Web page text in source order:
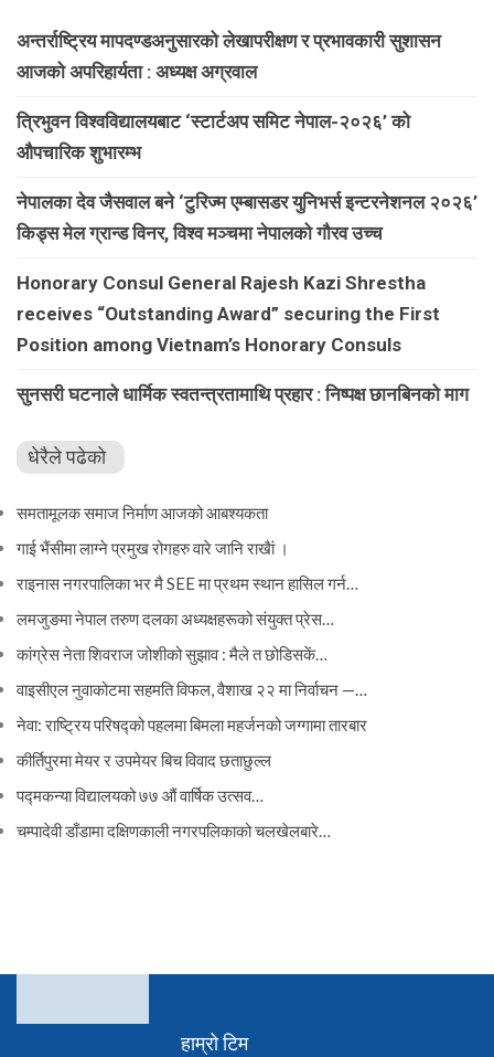
अन्तर्राष्ट्रिय मापदण्डअनुसारको लेखापरीक्षण र प्रभावकारी सुशासन
आजको अपरिहार्यता : अध्यक्ष अग्रवाल
त्रिभुवन विश्वविद्यालयबाट ‘स्टार्टअप समिट नेपाल-२०२६’ को
औपचारिक शुभारम्भ
नेपालका देव जैसवाल बने ‘टुरिज्म एम्बासडर युनिभर्स इन्टरनेशनल २०२६’
किड्स मेल ग्रान्ड विनर, विश्व मञ्चमा नेपालको गौरव उच्च
Honorary Consul General Rajesh Kazi Shrestha
receives “Outstanding Award” securing the First
Position among Vietnam’s Honorary Consuls
सुनसरी घटनाले धार्मिक स्वतन्त्रतामाथि प्रहार : निष्पक्ष छानबिनको माग
धेरैले पढेको
समतामूलक समाज निर्माण आजको आबश्यकता
गाई भैंसीमा लाग्ने प्रमुख रोगहरु वारे जानि राखैां ।
राइनास नगरपालिका भर मै SEE मा प्रथम स्थान हासिल गर्न…
लमजुङमा नेपाल तरुण दलका अध्यक्षहरूको संयुक्त प्रेस…
कांग्रेस नेता शिवराज जोशीको सुझाव : मैले त छोडिसकें…
वाइसीएल नुवाकोटमा सहमति विफल, वैशाख २२ मा निर्वाचन —…
नेवा: राष्ट्रिय परिषद्को पहलमा बिमला महर्जनको जग्गामा तारबार
कीर्तिपुरमा मेयर र उपमेयर बिच विवाद छताछुल्ल
पद्मकन्या विद्यालयको ७७ औं ‌‌वार्षिक ‌उत्सव…
चम्पादेवी डाँडामा दक्षिणकाली नगरपलिकाको चलखेलबारे…
हाम्रो टिम